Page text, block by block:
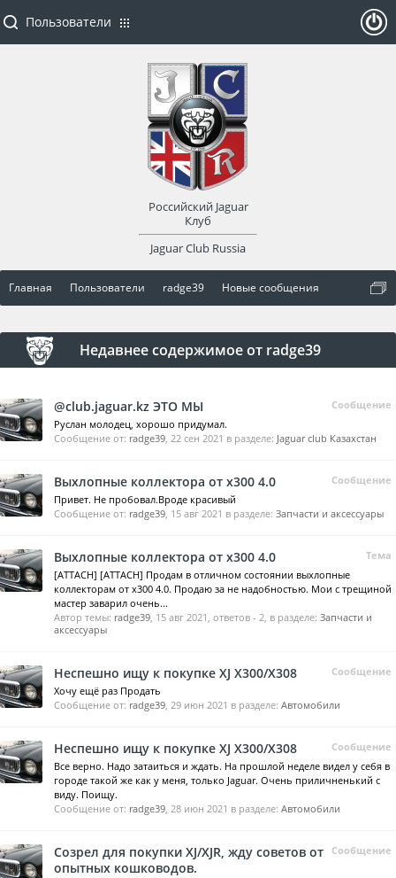
Главная Пользователи radge39 Новые сообщения
Недавнее содержимое от radge39
Сообщение
@club.jaguar.kz ЭТО МЫ
Руслан молодец, хорошо придумал.
Сообщение от: radge39, 22 сен 2021 в разделе: Jaguar club Казахстан
Сообщение
Выхлопные коллектора от х300 4.0
Привет. Не пробовал.Вроде красивый
Сообщение от: radge39, 15 авг 2021 в разделе: Запчасти и аксессуары
Тема
Выхлопные коллектора от х300 4.0
[ATTACH] [ATTACH] Продам в отличном состоянии выхлопные
коллекторам от х300 4.0. Продаю за не надобностью. Мои с трещиной
мастер заварил очень...
Автор темы: radge39, 15 авг 2021 , ответов - 2, в разделе: Запчасти и
аксессуары
Сообщение
Неспешно ищу к покупке XJ X300/X308
Хочу ещё раз Продать
Сообщение от: radge39, 29 июн 2021 в разделе: Автомобили
Сообщение
Неспешно ищу к покупке XJ X300/X308
Все верно. Надо затаиться и ждать. На прошлой неделе видел у себя в
городе такой же как у меня, только Jaguar. Очень приличненький с
виду. Поищу.
Сообщение от: radge39, 28 июн 2021 в разделе: Автомобили
Сообщение
Созрел для покупки XJ/XJR, жду советов от
опытных кошководов.
Пользователи
Российский Jaguar
Клуб
Jaguar Club Russia
оват